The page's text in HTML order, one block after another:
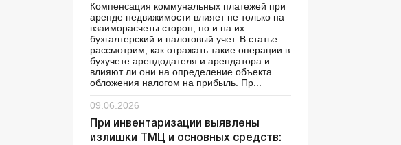
Компенсация коммунальных платежей при
аренде недвижимости влияет не только на
взаиморасчеты сторон, но и на их
бухгалтерский и налоговый учет. В статье
рассмотрим, как отражать такие операции в
бухучете арендодателя и арендатора и
влияют ли они на определение объекта
обложения налогом на прибыль. Пр...
09.06.2026
При инвентаризации выявлены
излишки ТМЦ и основных средств: